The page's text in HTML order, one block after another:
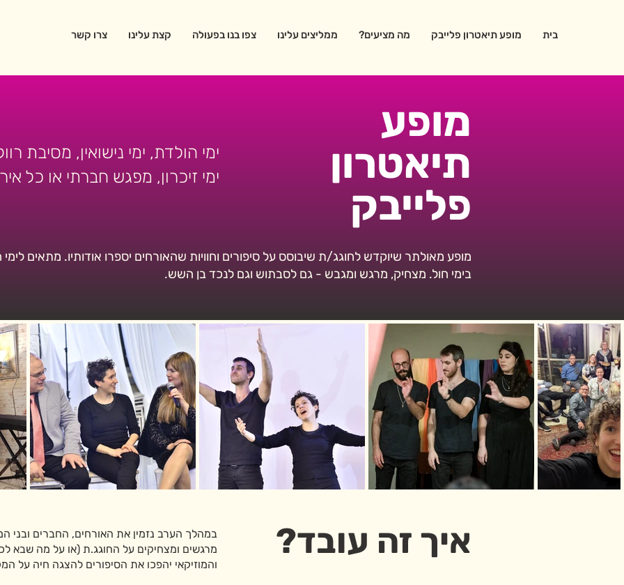
בית מופע תיאטרון פלייבק מה מציעים? ממליצים עלינו צפו בנו בפעולה קצת עלינו צרו קשר
ימי הולדת, ימי נישואין, מסיבת
ימי זיכרון, מפגש חברתי או כל
מופע
תיאטרון
פלייבק
מופע מאולתר שיוקדש לחוגג/ת שיבוסס על סיפורים וחוויות שהאורחים יספרו אודותיו. מתאים
בימי חול. מצחיק, מרגש ומגבש - גם לסבתוש וגם לנכד בן השש.
במהלך הערב נזמין את האורחים, החברים ובני
מרגשים ומצחיקים על החוגג.ת (או על מה שבא
והמוזיקאי יהפכו את הסיפורים להצגה חיה על
איך זה עובד?